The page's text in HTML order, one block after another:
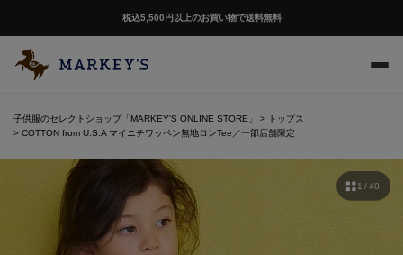
税込5,500円以上のお買い物で送料無料
子供服のセレクトショップ「MARKEY'S ONLINE STORE」
トップス
COTTON from U.S.A マイニチワッペン無地ロンTee／一部店舗限定
1 / 40